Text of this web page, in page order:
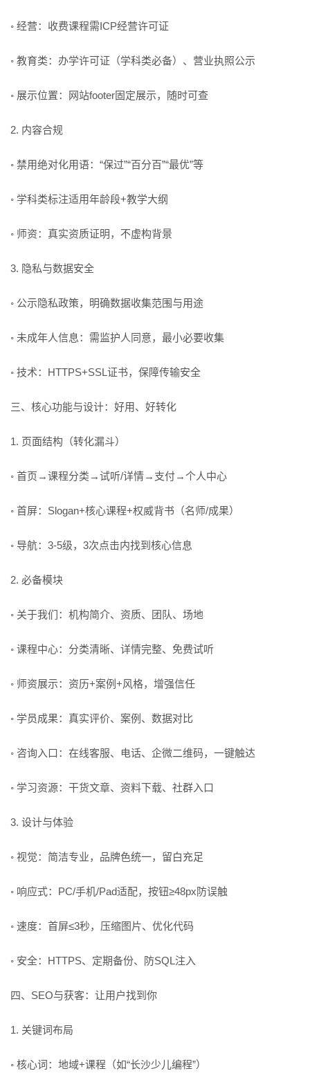
◦ 经营：收费课程需ICP经营许可证
◦ 教育类：办学许可证（学科类必备）、营业执照公示
◦ 展示位置：网站footer固定展示，随时可查
2. 内容合规
◦ 禁用绝对化用语：“保过”“百分百”“最优”等
◦ 学科类标注适用年龄段+教学大纲
◦ 师资：真实资质证明，不虚构背景
3. 隐私与数据安全
◦ 公示隐私政策，明确数据收集范围与用途
◦ 未成年人信息：需监护人同意，最小必要收集
◦ 技术：HTTPS+SSL证书，保障传输安全
三、核心功能与设计：好用、好转化
1. 页面结构（转化漏斗）
◦ 首页→课程分类→试听/详情→支付→个人中心
◦ 首屏：Slogan+核心课程+权威背书（名师/成果）
◦ 导航：3-5级，3次点击内找到核心信息
2. 必备模块
◦ 关于我们：机构简介、资质、团队、场地
◦ 课程中心：分类清晰、详情完整、免费试听
◦ 师资展示：资历+案例+风格，增强信任
◦ 学员成果：真实评价、案例、数据对比
◦ 咨询入口：在线客服、电话、企微二维码，一键触达
◦ 学习资源：干货文章、资料下载、社群入口
3. 设计与体验
◦ 视觉：简洁专业，品牌色统一，留白充足
◦ 响应式：PC/手机/Pad适配，按钮≥48px防误触
◦ 速度：首屏≤3秒，压缩图片、优化代码
◦ 安全：HTTPS、定期备份、防SQL注入
四、SEO与获客：让用户找到你
1. 关键词布局
◦ 核心词：地域+课程（如“长沙少儿编程”）